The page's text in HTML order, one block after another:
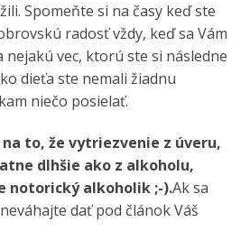
Spomeňte si na časy keď ste
radosť vždy, keď sa Vám
vec, ktorú ste si následne
dieťa ste nemali žiadnu
niečo posielať.
to, že vytriezvenie z úveru,
dlhšie ako z alkoholu,
notorický alkoholik ;-).Ak sa
dať pod článok Váš